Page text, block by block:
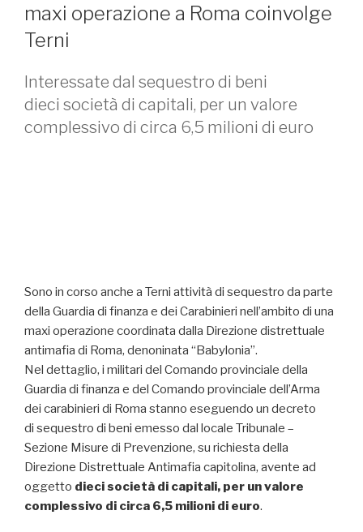
maxi operazione a Roma coinvolge
Terni
Interessate dal sequestro di beni
dieci società di capitali, per un valore
complessivo di circa 6,5 milioni di euro
Sono in corso anche a Terni attività di sequestro da parte
della Guardia di finanza e dei Carabinieri nell’ambito di una
maxi operazione coordinata dalla Direzione distrettuale
antimafia di Roma, denoninata “Babylonia”.
Nel dettaglio, i militari del Comando provinciale della
Guardia di finanza e del Comando provinciale dell’Arma
dei carabinieri di Roma stanno eseguendo un decreto
di sequestro di beni emesso dal locale Tribunale –
Sezione Misure di Prevenzione, su richiesta della
Direzione Distrettuale Antimafia capitolina, avente ad
oggetto dieci società di capitali, per un valore
complessivo di circa 6,5 milioni di euro.